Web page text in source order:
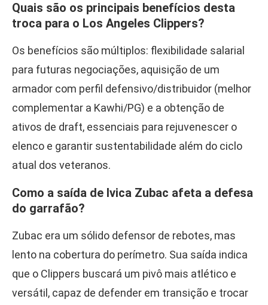
Quais são os principais benefícios desta
troca para o Los Angeles Clippers?
Os benefícios são múltiplos: flexibilidade salarial
para futuras negociações, aquisição de um
armador com perfil defensivo/distribuidor (melhor
complementar a Kawhi/PG) e a obtenção de
ativos de draft, essenciais para rejuvenescer o
elenco e garantir sustentabilidade além do ciclo
atual dos veteranos.
Como a saída de Ivica Zubac afeta a defesa
do garrafão?
Zubac era um sólido defensor de rebotes, mas
lento na cobertura do perímetro. Sua saída indica
que o Clippers buscará um pivô mais atlético e
versátil, capaz de defender em transição e trocar